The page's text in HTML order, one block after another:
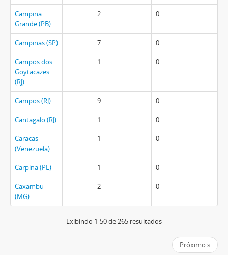
Campina
Grande (PB)
2 0
Campinas (SP) 7 0
Campos dos
Goytacazes
(RJ)
1 0
Campos (RJ) 9 0
Cantagalo (RJ) 1 0
Caracas
(Venezuela)
1 0
Carpina (PE) 1 0
Caxambu
(MG)
2 0
Exibindo 1-50 de 265 resultados
Próximo »